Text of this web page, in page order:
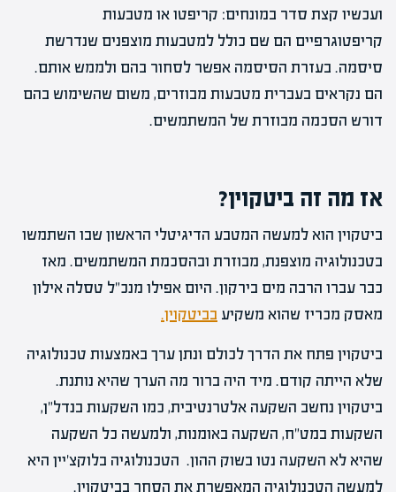
ועכשיו קצת סדר במונחים: קריפטו או מטבעות
קריפטוגרפיים הם שם כולל למטבעות מוצפנים שנדרשת
סיסמה. בעזרת הסיסמה אפשר לסחור בהם ולממש אותם.
הם נקראים בעברית מטבעות מבוזרים, משום שהשימוש בהם
דורש הסכמה מבוזרת של המשתמשים.
אז מה זה ביטקוין?
ביטקוין הוא למעשה המטבע הדיגיטלי הראשון שבו השתמשו
בטכנולוגיה מוצפנת, מבוזרת ובהסכמת המשתמשים. מאז
כבר עברו הרבה מים בירקון. היום אפילו מנכ"ל טסלה אילון
מאסק מכריז שהוא משקיע בביטקוין.
ביטקוין פתח את הדרך לכולם ונתן ערך באמצעות טכנולוגיה
שלא הייתה קודם. מיד היה ברור מה הערך שהיא נותנת.
ביטקוין נחשב השקעה אלטרנטיבית, כמו השקעות בנדל"ן,
השקעות במט"ח, השקעה באומנות, ולמעשה כל השקעה
שהיא לא השקעה נטו בשוק ההון. הטכנולוגיה בלוקצ'יין היא
למעשה הטכנולוגיה המאפשרת את הסחר בביטקוין.